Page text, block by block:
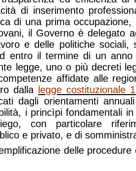
di inserimento
di una prima occupazione,
il Governo è delegato
e delle politiche sociali,
entro il termine di un
legge, uno o più decreti
affidate alle
dalla legge costituzionale
dagli orientamenti
i princìpi fondamentali
con particolare
e privato, e di
delle